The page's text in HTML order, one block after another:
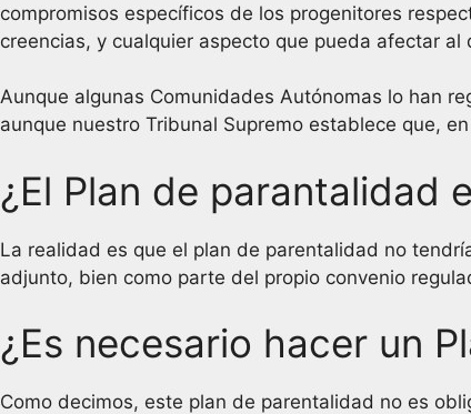
compromisos específicos de los progenitores
creencias, y cualquier aspecto que pueda afectar al
Aunque algunas Comunidades Autónomas lo han
aunque nuestro Tribunal Supremo establece que,
¿El Plan de parantalidad
La realidad es que el plan de parentalidad no
adjunto, bien como parte del propio convenio
¿Es necesario hacer un
Como decimos, este plan de parentalidad no es